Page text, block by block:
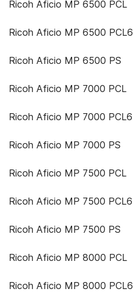
Ricoh Aficio MP 6500 PCL
Ricoh Aficio MP 6500 PCL6
Ricoh Aficio MP 6500 PS
Ricoh Aficio MP 7000 PCL
Ricoh Aficio MP 7000 PCL6
Ricoh Aficio MP 7000 PS
Ricoh Aficio MP 7500 PCL
Ricoh Aficio MP 7500 PCL6
Ricoh Aficio MP 7500 PS
Ricoh Aficio MP 8000 PCL
Ricoh Aficio MP 8000 PCL6